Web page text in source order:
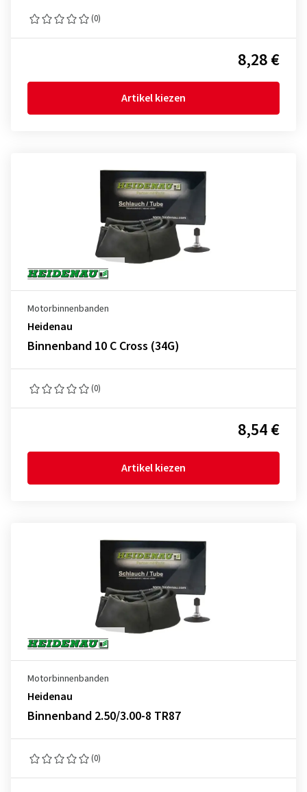
(0)
8,28 €
Artikel kiezen
Motorbinnenbanden
Heidenau
Binnenband 10 C Cross (34G)
(0)
8,54 €
Artikel kiezen
Motorbinnenbanden
Heidenau
Binnenband 2.50/3.00-8 TR87
(0)